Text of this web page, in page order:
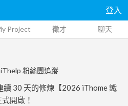
登入
Project 徵才 聊天
粉絲團追蹤
續 30 天的修煉【2026 iThome 鐵
開啟！